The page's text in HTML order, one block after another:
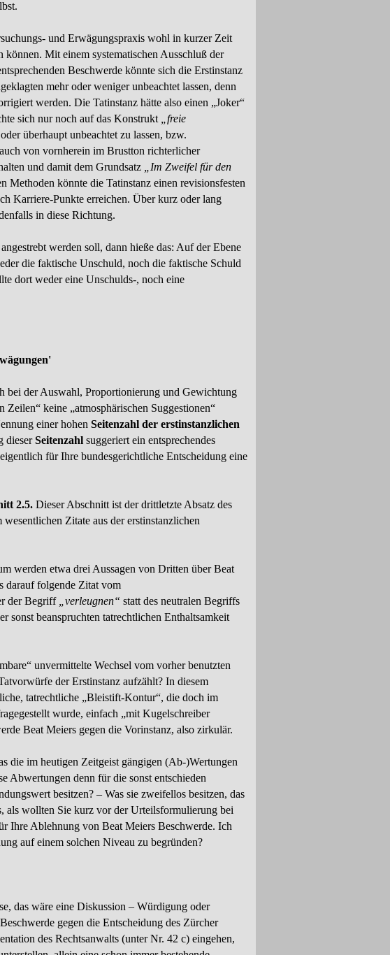
und Erwägungspraxis wohl in kurzer Zeit
Mit einem systematischen Ausschluß der
Beschwerde könnte sich die Erstinstanz
mehr oder weniger unbeachtet lassen, denn
werden. Die Tatinstanz hätte also einen „Joker“
sich nur noch auf das Konstrukt
„freie
überhaupt unbeachtet zu lassen, bzw.
von vornherein im Brustton richterlicher
und damit dem Grundsatz
„Im Zweifel für den
könnte die Tatinstanz einen revisionsfesten
Karriere-Punkte erreichen. Über kurz oder lang
in diese Richtung.
werden soll, dann hieße das: Auf der Ebene
die faktische Unschuld, noch die faktische Schuld
dort weder eine Unschulds-, noch eine
bei der Auswahl, Proportionierung und Gewichtung
keine „atmosphärischen Suggestionen“
einer hohen Seitenzahl der erstinstanzlichen
dieserSeitenzahl suggeriert ein ent­spre­chen­des
für Ihre bundesgerichtliche Entscheidung eine
2.5. Dieser Abschnitt ist der drittletzte Absatz des
Zitate aus der erstinstanzlichen
werden etwa drei Aussagen von Dritten über Beat
darauf folgende Zitat vom
der Begriff „verleugnen“ statt des neutralen Begriffs
sonst bean­spruch­ten tatrechtlichen Enthaltsamkeit
unvermit­telte Wechsel vom vorher benutzten
der Erstinstanz aufzählt? In diesem
tatrechtliche „Bleistift-Kontur“, die doch im
wurde, einfach „mit Kugelschreiber
Beat Meiers gegen die Vorinstanz, also zirkulär.
die im heutigen Zeitgeist gängigen (Ab-)Wertungen
Abwertungen denn für die sonst entschieden
besitzen? – Was sie zweifellos besitzen, das
als wollten Sie kurz vor der Urteilsformulierung bei
Ihre Ablehnung von Beat Meiers Beschwer­de. Ich
auf einem solchen Niveau zu begründen?
das wäre eine Diskussion – Würdigung oder
gegen die Entscheidung des Zürcher
des Rechtsanwalts (unter Nr. 42 c) eingehen,